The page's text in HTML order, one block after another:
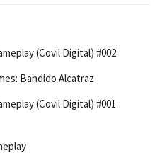
(Covil Digital) #002
Bandido Alcatraz
(Covil Digital) #001